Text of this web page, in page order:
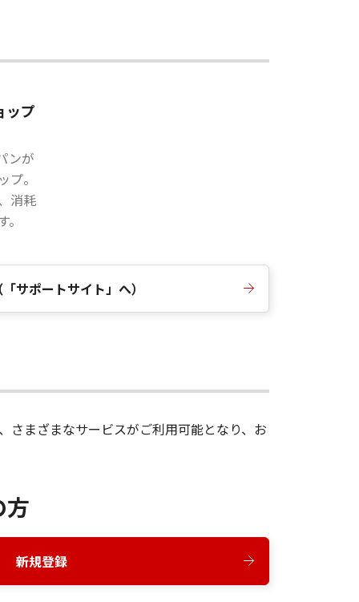
ップ
ンが
。
消耗
サポートサイト」へ）
さまざまなサービスがご利用可能となり、お
方
新規登録